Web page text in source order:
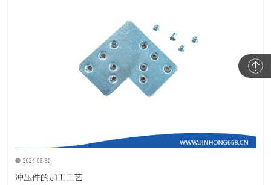
2024-05-30
冲压件的加工工艺